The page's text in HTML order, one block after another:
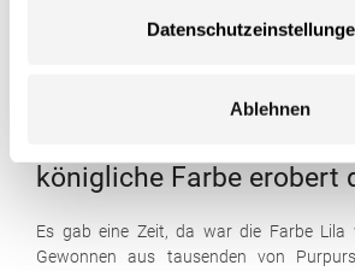
Ablehnen
königliche Farbe erobert
Es gab eine Zeit, da war die Farbe Lila
Gewonnen aus tausenden von